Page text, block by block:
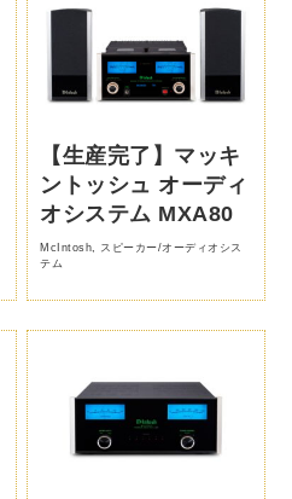
【生産完了】マッキ
ントッシュ オーディ
オシステム MXA80
McIntosh
スピーカー/オーディオシス
テム